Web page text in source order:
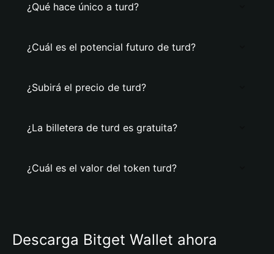
¿Qué hace único a turd?
¿Cuál es el potencial futuro de turd?
¿Subirá el precio de turd?
¿La billetera de turd es gratuita?
¿Cuál es el valor del token turd?
Descarga Bitget Wallet ahora